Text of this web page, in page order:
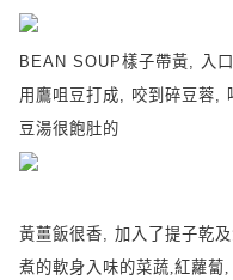
BEAN SOUP樣子帶黃, 入
用鷹咀豆打成, 咬到碎豆蓉,
豆湯很飽肚的
黃薑飯很香, 加入了提子乾
煮的軟身入味的菜蔬,紅蘿蔔